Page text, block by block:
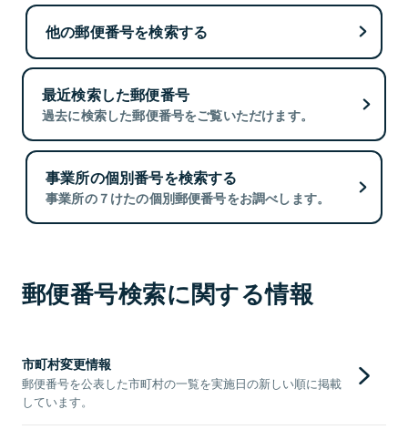
他の郵便番号を検索する
最近検索した郵便番号
過去に検索した郵便番号をご覧いただけます。
事業所の個別番号を検索する
事業所の７けたの個別郵便番号をお調べします。
郵便番号検索に関する情報
市町村変更情報
郵便番号を公表した市町村の一覧を実施日の新しい順に掲載
しています。